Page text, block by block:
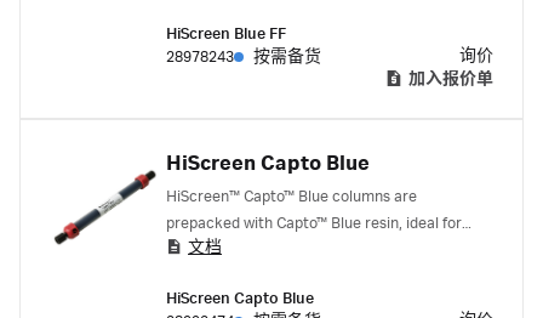
HiScreen Blue FF
28978243
按需备货
询价
加入报价单
HiScreen Capto Blue
HiScreen™ Capto™ Blue columns are
prepacked with Capto™ Blue resin, ideal for
method optimization and parameter screening.
enable fast, cost-efficient purification.
文档
HiScreen Capto Blue